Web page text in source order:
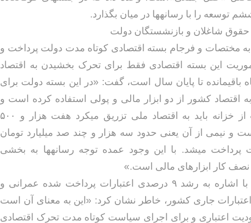
توسعه را با رسانهها در میان بگذارد.
حقوق شاغلان و بازنشستگان دولت
به مختصات و فرجام بسته اقتصادی کوتاه مدت دولت پرداخت و
این بسته اقتصادی فقط برای تحرک بخشیدن به اقتصاد
باقیمانده تا پایان سال است، گفت: «در این بسته دولت برای
اقتصاد کشور از دو ابزار مالی و پولی استفاده کرده است و
رقمی که دولت از خزانه باید به اقتصاد ملی تزریق میکرد هفت هزار و ۵۰۰
و نیمی از آن یعنی حدود سه هزار و چند صد میلیارد تومان
پرداخت میشد. با این وجود عمده توجه رسانهها به بخشی
کار ابزارهای مالی است.»
سخنگوی دولت با اشاره به رشد ۹ درصدی اعتبارات پرداخت شده عمرانی و
اعتبارات جاری کشور، خاطر نشان کرد: «این به معنای آن است
اعتباری و برای اجرای سیاست کوتاه مدت تحرک اقتصادی